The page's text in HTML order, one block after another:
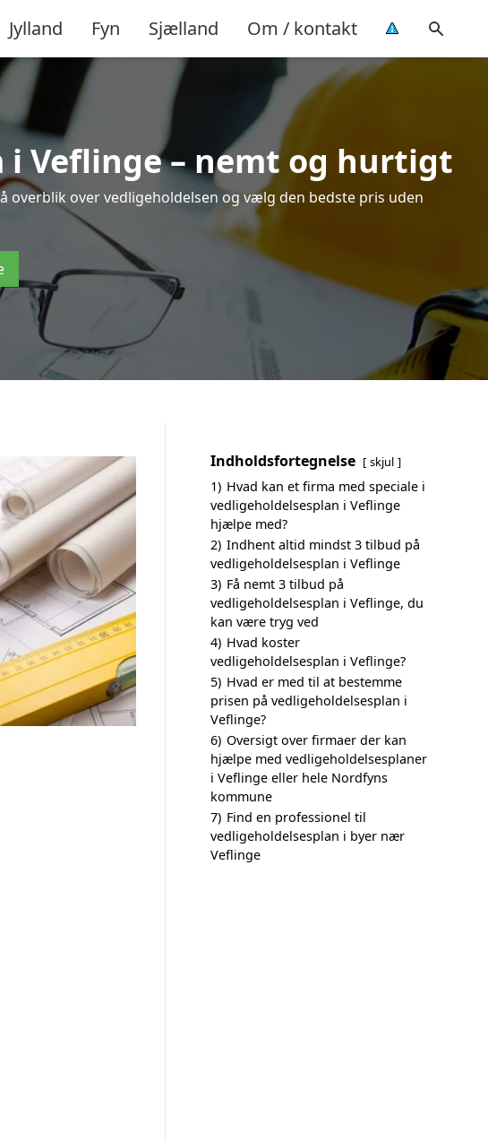
Jylland Fyn Sjælland Om / kontakt
Veflinge – nemt og hurtigt
overblik over vedligeholdelsen og vælg den bedste pris uden
Indholdsfortegnelse skjul
1) Hvad kan et firma med speciale i
vedligeholdelsesplan i Veflinge
hjælpe med?
2) Indhent altid mindst 3 tilbud på
vedligeholdelsesplan i Veflinge
3) Få nemt 3 tilbud på
vedligeholdelsesplan i Veflinge, du
kan være tryg ved
4) Hvad koster
vedligeholdelsesplan i Veflinge?
5) Hvad er med til at bestemme
prisen på vedligeholdelsesplan i
Veflinge?
6) Oversigt over firmaer der kan
hjælpe med vedligeholdelsesplaner
i Veflinge eller hele Nordfyns
kommune
7) Find en professionel til
vedligeholdelsesplan i byer nær
Veflinge